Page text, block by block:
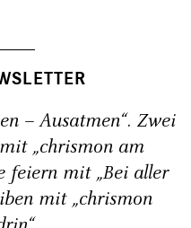
– Ausatmen“. Zwei
„chrismon am
feiern mit „Bei aller
mit „chrismon